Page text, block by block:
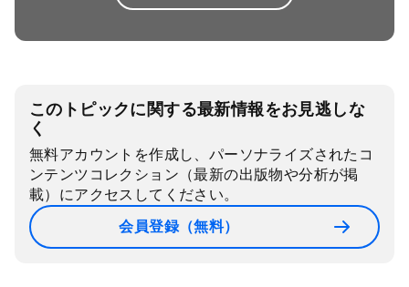
このトピックに関する最新情報をお見逃しな
く
無料アカウントを作成し、パーソナライズされたコ
ンテンツコレクション（最新の出版物や分析が掲
載）にアクセスしてください。
会員登録（無料）